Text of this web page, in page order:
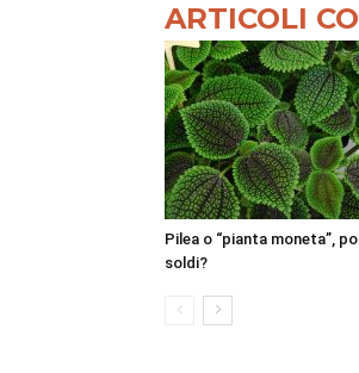
ARTICOLI
Pilea o “pianta moneta”,
soldi?